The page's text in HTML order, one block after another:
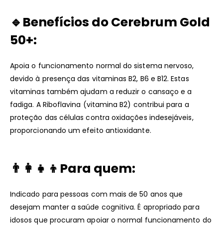
🔹Benefícios do Cerebrum Gold
50+:
Apoia o funcionamento normal do sistema nervoso,
devido à presença das vitaminas B2, B6 e B12. Estas
vitaminas também ajudam a reduzir o cansaço e a
fadiga. A Riboflavina (vitamina B2) contribui para a
proteção das células contra oxidações indesejáveis,
proporcionando um efeito antioxidante.
👨‍👩‍👧‍👦Para quem:
Indicado para pessoas com mais de 50 anos que
desejam manter a saúde cognitiva. É apropriado para
idosos que procuram apoiar o normal funcionamento do